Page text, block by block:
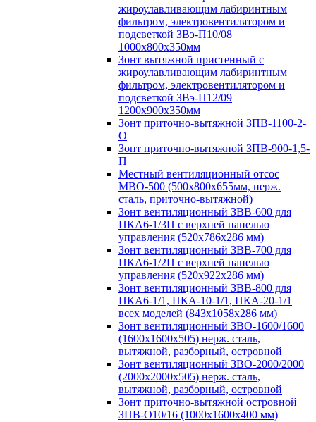
жироулавливающим лабиринтным
фильтром, электровентилятором и
подсветкой ЗВэ-П10/08
1000х800х350мм
Зонт вытяжной пристенный с
жироулавливающим лабиринтным
фильтром, электровентилятором и
подсветкой ЗВэ-П12/09
1200х900х350мм
Зонт приточно-вытяжной ЗПВ-1100-2-
О
Зонт приточно-вытяжной ЗПВ-900-1,5-
П
Местный вентиляционный отсос
МВО-500 (500х800х655мм, нерж.
сталь, приточно-вытяжной)
Зонт вентиляционный ЗВВ-600 для
ПКА6-1/3П с верхней панелью
управления (520х786х286 мм)
Зонт вентиляционный ЗВВ-700 для
ПКА6-1/2П с верхней панелью
управления (520х922х286 мм)
Зонт вентиляционный ЗВВ-800 для
ПКА6-1/1, ПКА-10-1/1, ПКА-20-1/1
всех моделей (843х1058х286 мм)
Зонт вентиляционный ЗВО-1600/1600
(1600х1600х505) нерж. сталь,
вытяжной, разборный, островной
Зонт вентиляционный ЗВО-2000/2000
(2000х2000х505) нерж. сталь,
вытяжной, разборный, островной
Зонт приточно-вытяжной островной
ЗПВ-О10/16 (1000х1600х400 мм)